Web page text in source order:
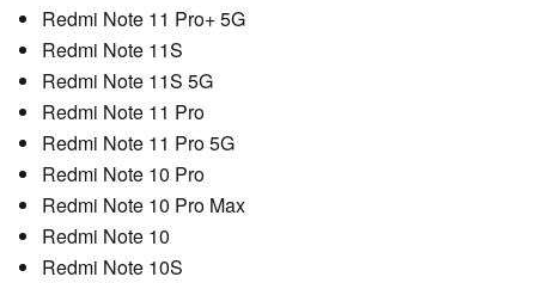
Redmi Note 11 Pro+ 5G
Redmi Note 11S
Redmi Note 11S 5G
Redmi Note 11 Pro
Redmi Note 11 Pro 5G
Redmi Note 10 Pro
Redmi Note 10 Pro Max
Redmi Note 10
Redmi Note 10S